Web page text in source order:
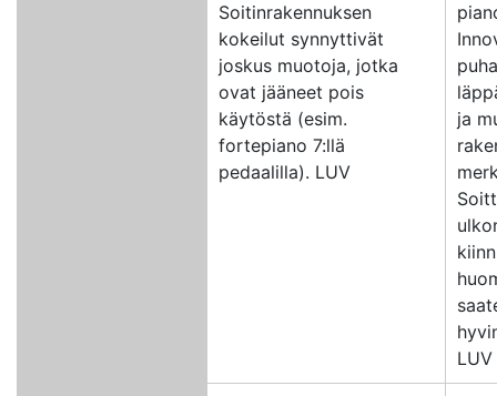
Soitinrakennuksen
kokeilut synnyttivät
joskus muotoja, jotka
ovat jääneet pois
käytöstä (esim.
fortepiano 7:llä
pedaalilla). LUV
ja
LUV